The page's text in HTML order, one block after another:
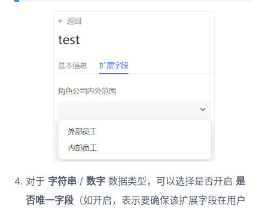
对于 字符串 /数字 数据类型，可以选择是否开启 是
否唯一字段 （如开启，表示要确保该扩展字段在用户